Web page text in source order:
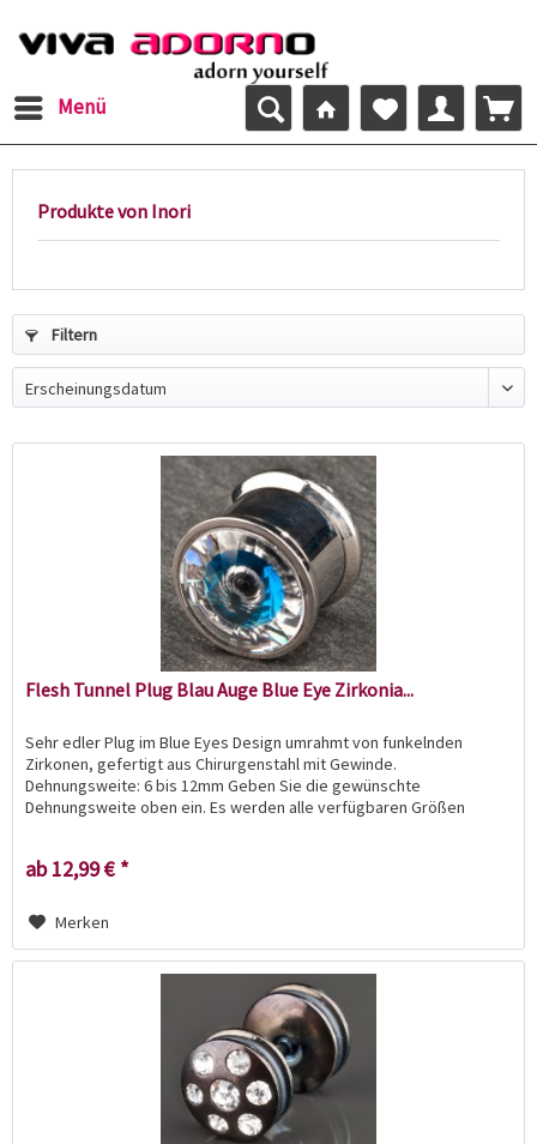
Menü
Produkte von Inori
Filtern
Flesh Tunnel Plug Blau Auge Blue Eye Zirkonia...
Sehr edler Plug im Blue Eyes Design umrahmt von funkelnden
Zirkonen, gefertigt aus Chirurgenstahl mit Gewinde.
Dehnungsweite: 6 bis 12mm Geben Sie die gewünschte
Dehnungsweite oben ein. Es werden alle verfügbaren Größen
ab 12,99 € *
Merken